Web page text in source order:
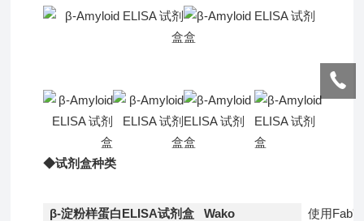
◆试剂盒种类
β-淀粉样蛋白ELISA试剂盒 Wako
使用Fab'